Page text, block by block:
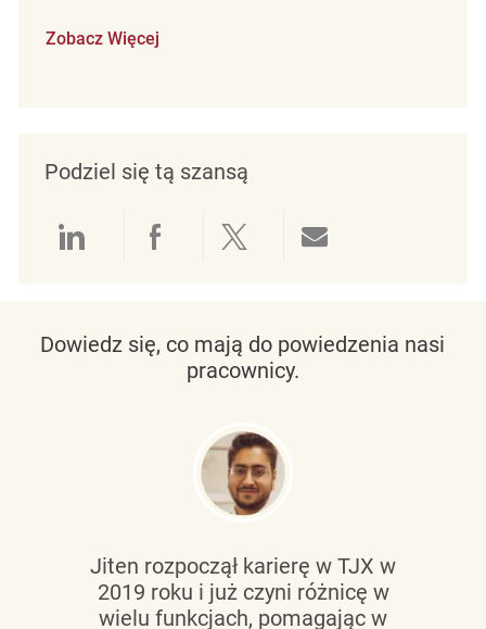
Zobacz Więcej
Podziel się tą szansą
Udostępnianie przez LinkedIn
Udostępnianie przez
Udostępnij przez
Dowiedz się, co mają do powiedzenia nasi
pracownicy.
Jiten rozpoczął karierę w TJX w
2019 roku i już czyni różnicę w
wielu funkcjach, pomagając w